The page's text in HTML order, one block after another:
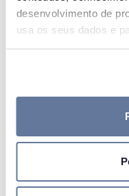
desenvolvimento de
usa os seus dados e
geográfica as
ativa as
Saiba mais sobre
processados e defina
Details
Definição de
Toggle
Requisitos do
aos cabos
Details
Obrigações do